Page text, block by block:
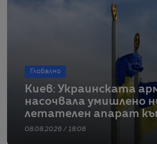
Глобално
Киев: Украинската
насочвала умишлено
летателен апарат
08.08.2026 / 18:08